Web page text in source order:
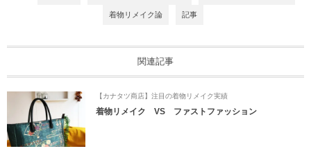
着物リメイク論 記事
関連記事
【カナタツ商店】注目の着物リメイク実績
着物リメイク VS ファストファッション